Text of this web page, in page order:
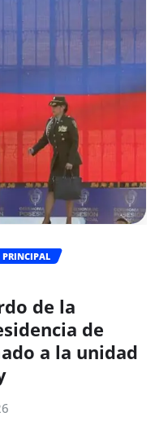
PRINCIPAL
de la
de
a la unidad